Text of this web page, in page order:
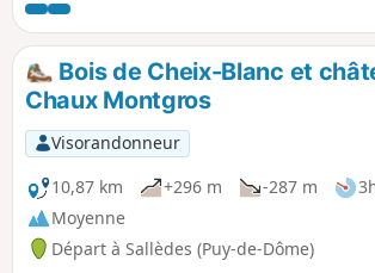
Bois de Cheix-Blanc et
Chaux Montgros
Visorandonneur
10,87 km
+296 m -287 m
Moyenne
Départ à Sallèdes (Puy-de-Dôme)